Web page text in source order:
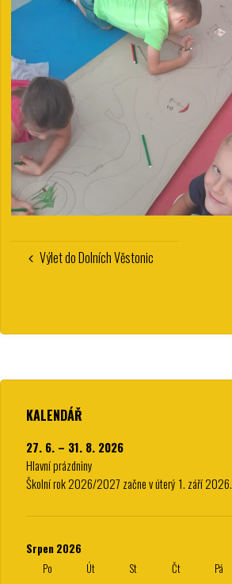
Výlet do Dolních Věstonic
KALENDÁŘ
27. 6. – 31. 8. 2026
Hlavní prázdniny
Školní rok 2026/2027 začne v úterý 1. září 2026.
Srpen 2026
Po
Út St Čt Pá